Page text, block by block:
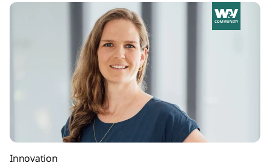
Innovation